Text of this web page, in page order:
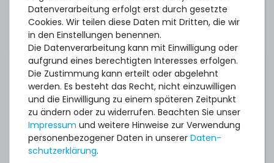
Oracle Linux/UEK 8.2 (Intel Xeon Scalable 2nd Gen)
Oracle VM 3.4.4 (Intel Xeon Scalable 1st Gen)
Oracle VM 3.4.6 (Intel Xeon Scalable 2nd Gen)
Red Hat Enterprise Linux 6.9 (Intel Xeon Scalable 1st
Gen)
Red Hat Enterprise Linux 7.3 (Intel Xeon Scalable 1st
Gen)
Red Hat Enterprise Linux 7.6 (Intel Xeon Scalable 2nd
Gen)
Datenverarbeitung erfolgt erst durch gesetzte
Cookies. Wir teilen diese Daten mit Dritten, die wir
in den Einstellungen benennen.
Die Datenverarbeitung kann mit Einwilligung oder
aufgrund eines berechtigten Interesses erfolgen.
Die Zustimmung kann erteilt oder abgelehnt
werden. Es besteht das Recht, nicht einzuwilligen
und die Einwilligung zu einem späteren Zeitpunkt
zu ändern oder zu widerrufen. Beachten Sie unser
Impressum und weitere Hinweise zur Verwendung
personenbezogener Daten in unserer Daten­
schutz­erklärung.